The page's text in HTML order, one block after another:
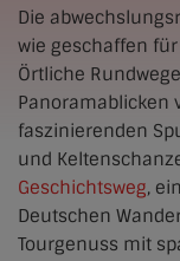
Die
wie geschaffen
Örtliche
Panoramablicken
faszinierenden
und
Geschichtsweg,
Deutschen
Tourgenuss mit